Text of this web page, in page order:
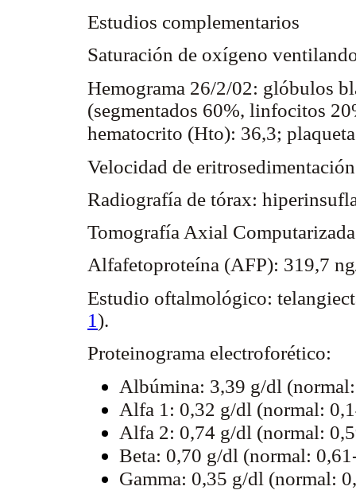
Estudios complementarios
Saturación de oxígeno
Hemograma 26/2/02: glóbulos
(segmentados 60%, linfocitos
hematocrito (Hto): 36,3;
Velocidad de
Radiografía de tórax:
Tomografía Axial
Alfafetoproteína (AFP): 319,7
Estudio oftalmológico:
1).
Proteinograma electroforético:
Albúmina: 3,39 g/dl
Alfa 1: 0,32 g/dl (normal:
Alfa 2: 0,74 g/dl (normal:
Beta: 0,70 g/dl (normal:
Gamma: 0,35 g/dl (normal: